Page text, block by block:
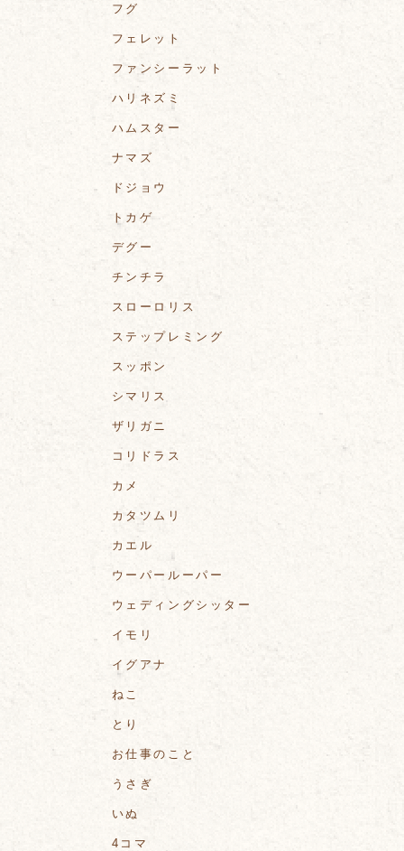
フグ
フェレット
ファンシーラット
ハリネズミ
ハムスター
ナマズ
ドジョウ
トカゲ
デグー
チンチラ
スローロリス
ステップレミング
スッポン
シマリス
ザリガニ
コリドラス
カメ
カタツムリ
カエル
ウーパールーパー
ウェディングシッター
イモリ
イグアナ
ねこ
とり
お仕事のこと
うさぎ
いぬ
4コマ